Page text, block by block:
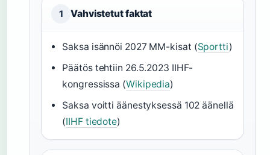
1 Vahvistetut faktat
Saksa isännöi 2027 MM-kisat (Sportti)
Päätös tehtiin 26.5.2023 IIHF-
kongressissa (Wikipedia)
Saksa voitti äänestyksessä 102 äänellä
(IIHF tiedote)